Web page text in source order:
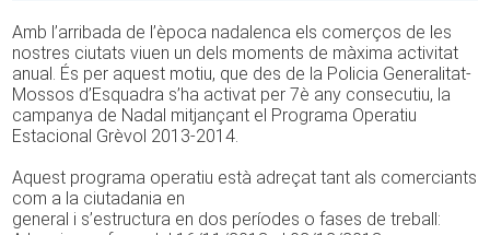
Amb l’arribada de l’època nadalenca els comerços de les
nostres ciutats viuen un dels moments de màxima activitat
anual. És per aquest motiu, que des de la Policia Generalitat-
Mossos d’Esquadra s’ha activat per 7è any consecutiu, la
campanya de Nadal mitjançant el Programa Operatiu
Estacional Grèvol 2013-2014.
Aquest programa operatiu està adreçat tant als comerciants
com a la ciutadania en
general i s’estructura en dos períodes o fases de treball: